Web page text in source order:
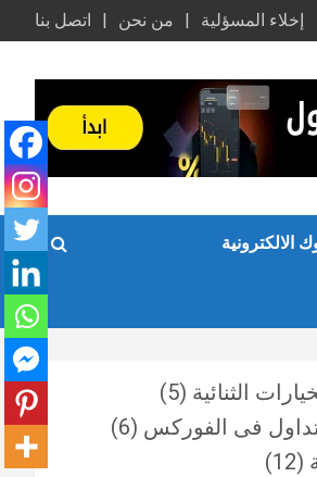
إخلاء المسؤلية من نحن اتصل بنا
الالكترونية
الثنائية (5)
فى الفوركس (6)
(12)